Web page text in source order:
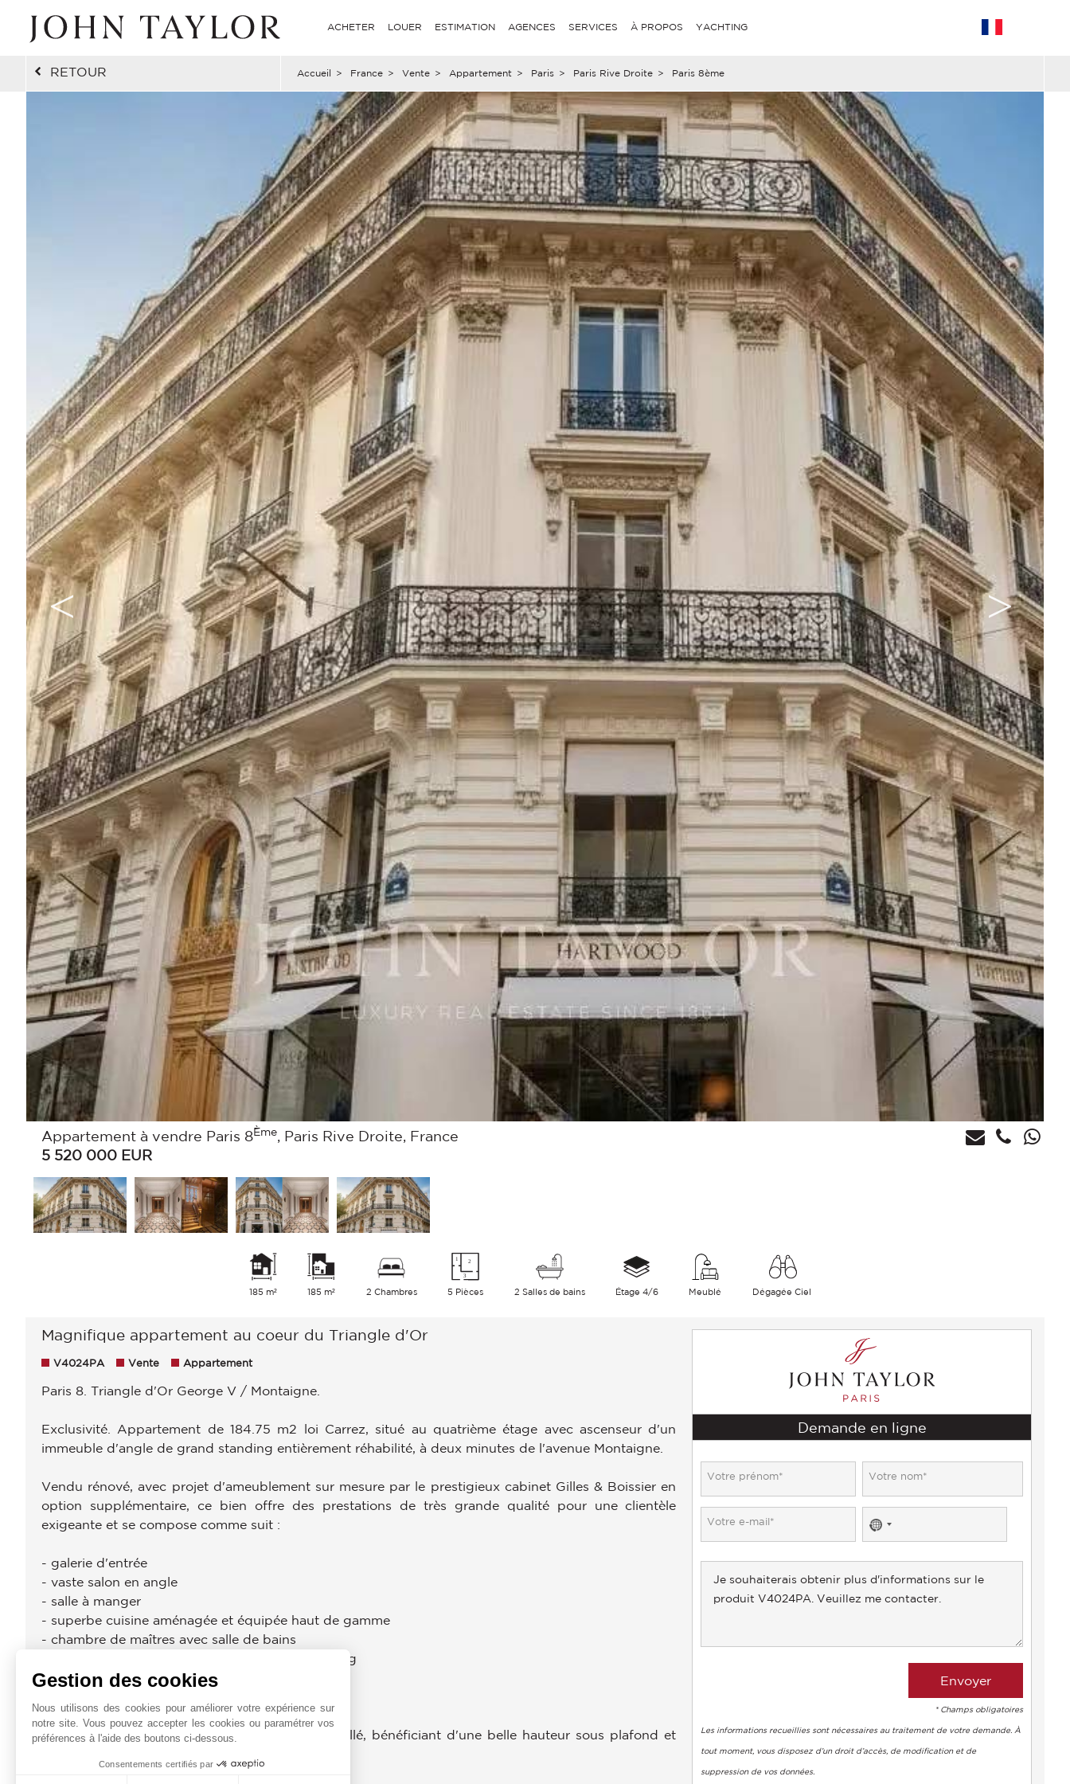
ACHETER LOUER ESTIMATION AGENCES SERVICES À PROPOS YACHTING
RETOUR Accueil > France > Vente > Appartement > Paris > Paris Rive Droite > Paris 8ème
Appartement à vendre Paris 8Ème
, Paris Rive Droite, France
5 520 000 EUR
185 m² 185 m² 2 Chambres 5 Pièces 2 Salles de bains Étage 4/6 Meublé Dégagée Ciel
Magnifique appartement au coeur du Triangle d'Or
V4024PA Vente Appartement
Paris 8. Triangle d'Or George V / Montaigne.
Exclusivité. Appartement de 184.75 m2 loi Carrez, situé au quatrième étage avec ascenseur d'un
immeuble d'angle de grand standing entièrement réhabilité, à deux minutes de l'avenue Montaigne.
Vendu rénové, avec projet d'ameublement sur mesure par le prestigieux cabinet Gilles & Boissier en
option supplémentaire, ce bien offre des prestations de très grande qualité pour une clientèle
exigeante et se compose comme suit :
- galerie d'entrée
- vaste salon en angle
- salle à manger
- superbe cuisine aménagée et équipée haut de gamme
- chambre de maîtres avec salle de bains
- seconde chambre avec salle de bains et dressing
Appartement exposé plein Ouest et très ensoleillé, bénéficiant d'une belle hauteur sous plafond et
Demande en ligne
No
country
selected
* Champs obligatoires
Les informations recueillies sont nécessaires au traitement de votre demande. À
tout moment, vous disposez d’un droit d’accès, de modification et de
suppression de vos données.
Gestion des cookies
Nous utilisons des cookies pour améliorer votre expérience sur
notre site. Vous pouvez accepter les cookies ou paramétrer vos
préférences à l'aide des boutons ci-dessous.
Consentements certifiés par